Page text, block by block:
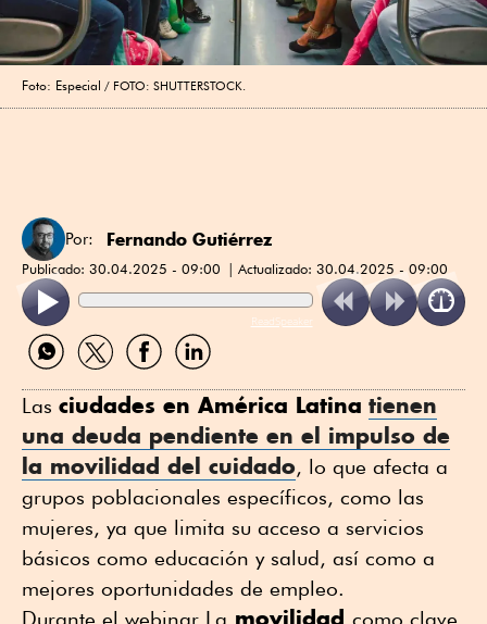
Foto: Especial FOTO: SHUTTERSTOCK.
Por: Fernando Gutiérrez
Publicado: 30.04.2025 - 09:00 Actualizado: 30.04.2025 - 09:00
ReadSpeaker
Compartir
por
Compartir
por
Compartir
por
Compartir
por
Las ciudades en América Latina tienen
una deuda pendiente en el impulso de
la movilidad del cuidado, lo que afecta a
grupos poblacionales específicos, como las
mujeres, ya que limita su acceso a servicios
básicos como educación y salud, así como a
mejores oportunidades de empleo.
Durante el webinar La movilidad como clave